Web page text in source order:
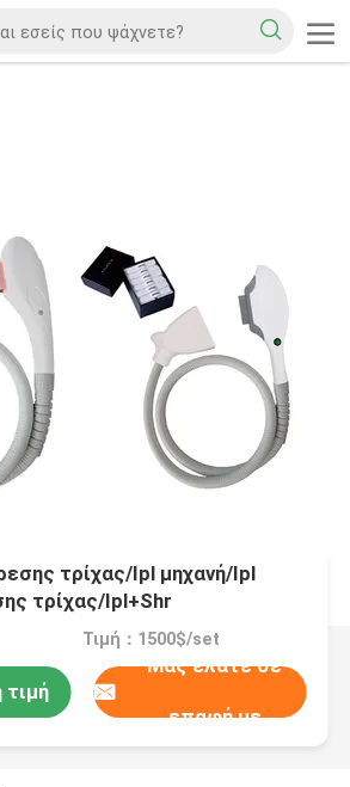
τρίχας/Ipl μηχανή/Ipl
τρίχας/Ipl+Shr
Τιμή：1500$/set
Μας ελάτε σε
επαφή με